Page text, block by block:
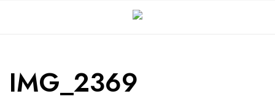
IMG_2369